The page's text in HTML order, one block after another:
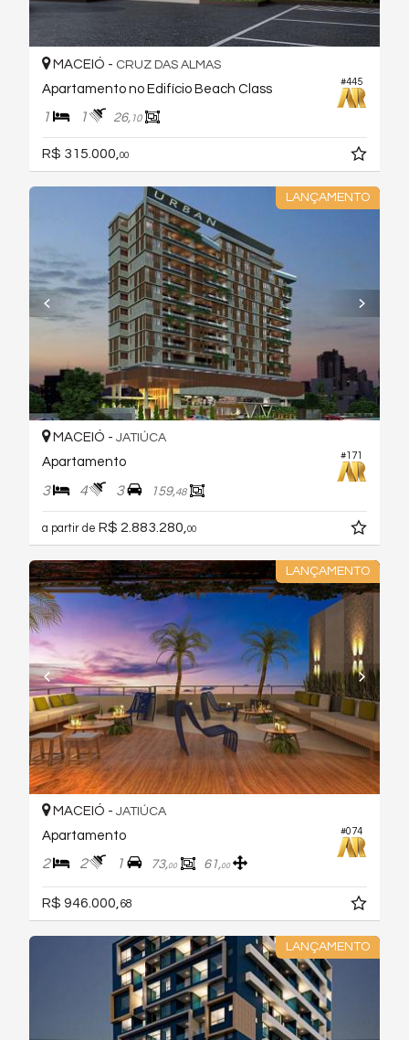
#445
MACEIÓ - CRUZ DAS ALMAS
Apartamento no Edifício Beach Class
1 1 26,10
R$ 315.000, 00
LANÇAMENTO
#171
MACEIÓ - JATIÚCA
Apartamento
3 4 3 159,48
a partir de R$ 2.883.280, 00
LANÇAMENTO
#074
MACEIÓ - JATIÚCA
Apartamento
2 2 1 73,00 61,00
R$ 946.000, 68
LANÇAMENTO